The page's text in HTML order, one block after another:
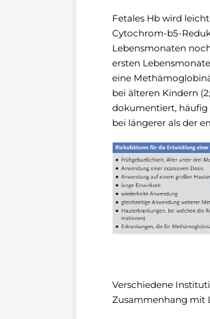
Fetales Hb wird
Cytochrom-b5-
Lebensmonaten
ersten
eine
bei älteren Kindern
dokumentiert, häufig
bei längerer als der
Verschiedene
Zusammenhang mit